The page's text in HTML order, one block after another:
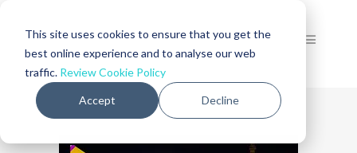
This site uses cookies to ensure that you get the
best online experience and to analyse our web
traffic. Review Cookie Policy
Accept Decline